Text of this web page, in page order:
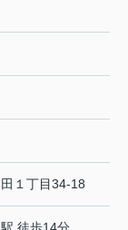
１丁目34-18